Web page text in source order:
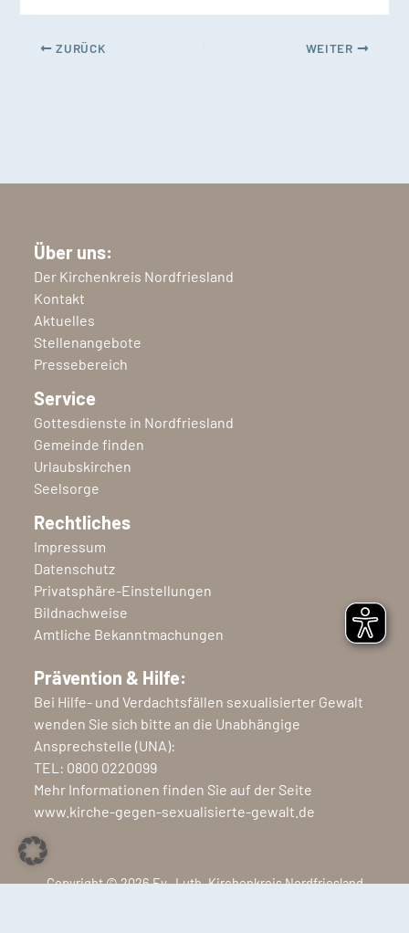
ZURÜCK WEITER
Über uns:
Der Kirchenkreis Nordfriesland
Kontakt
Aktuelles
Stellenangebote
Pressebereich
Service
Gottesdienste in Nordfriesland
Gemeinde finden
Urlaubskirchen
Seelsorge
Rechtliches
Impressum
Datenschutz
Privatsphäre-Einstellungen
Bildnachweise
Amtliche Bekanntmachungen
Prävention & Hilfe:
Bei Hilfe- und Verdachtsfällen sexualisierter Gewalt
wenden Sie sich bitte an die Unabhängige
Ansprechstelle (UNA):
TEL: 0800 0220099
Mehr Informationen finden Sie auf der Seite
www.kirche-gegen-sexualisierte-gewalt.de
Copyright © 2026 Ev.-Luth. Kirchenkreis Nordfriesland